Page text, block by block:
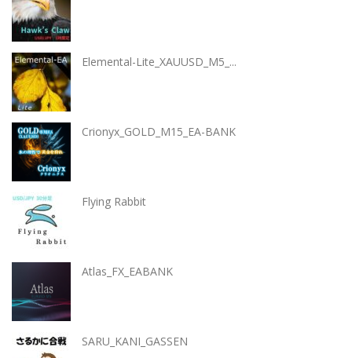
Elemental-Lite_XAUUSD_M5_...
Crionyx_GOLD_M15_EA-BANK
Flying Rabbit
Atlas_FX_EABANK
SARU_KANI_GASSEN